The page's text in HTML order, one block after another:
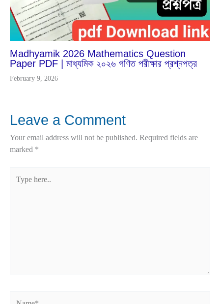
Madhyamik 2026 Mathematics Question
Paper PDF | মাধ্যমিক ২০২৬ গণিত পরীক্ষার প্রশ্নপত্র
February 9, 2026
Leave a Comment
Your email address will not be published. Required fields are
marked *
here..